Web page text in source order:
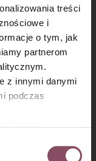
treści
i
o tym, jak
partnerom
z innymi danymi
podczas
więcej
×